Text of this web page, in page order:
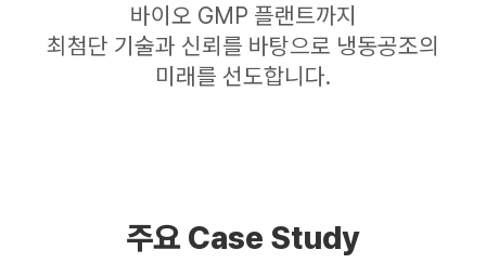
바이오 GMP 플랜트까지
최첨단 기술과 신뢰를 바탕으로 냉동공조의
미래를 선도합니다.
주요 Case Study